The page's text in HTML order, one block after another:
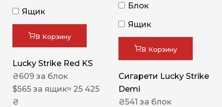
Ящик
В Корзину
Lucky Strike Red KS
₴609 за блок
$565 за ящик≈ 25 425
₴
Блок
Ящик
В Корзину
Сигарети Lucky Strike
Demi
₴541 за блок